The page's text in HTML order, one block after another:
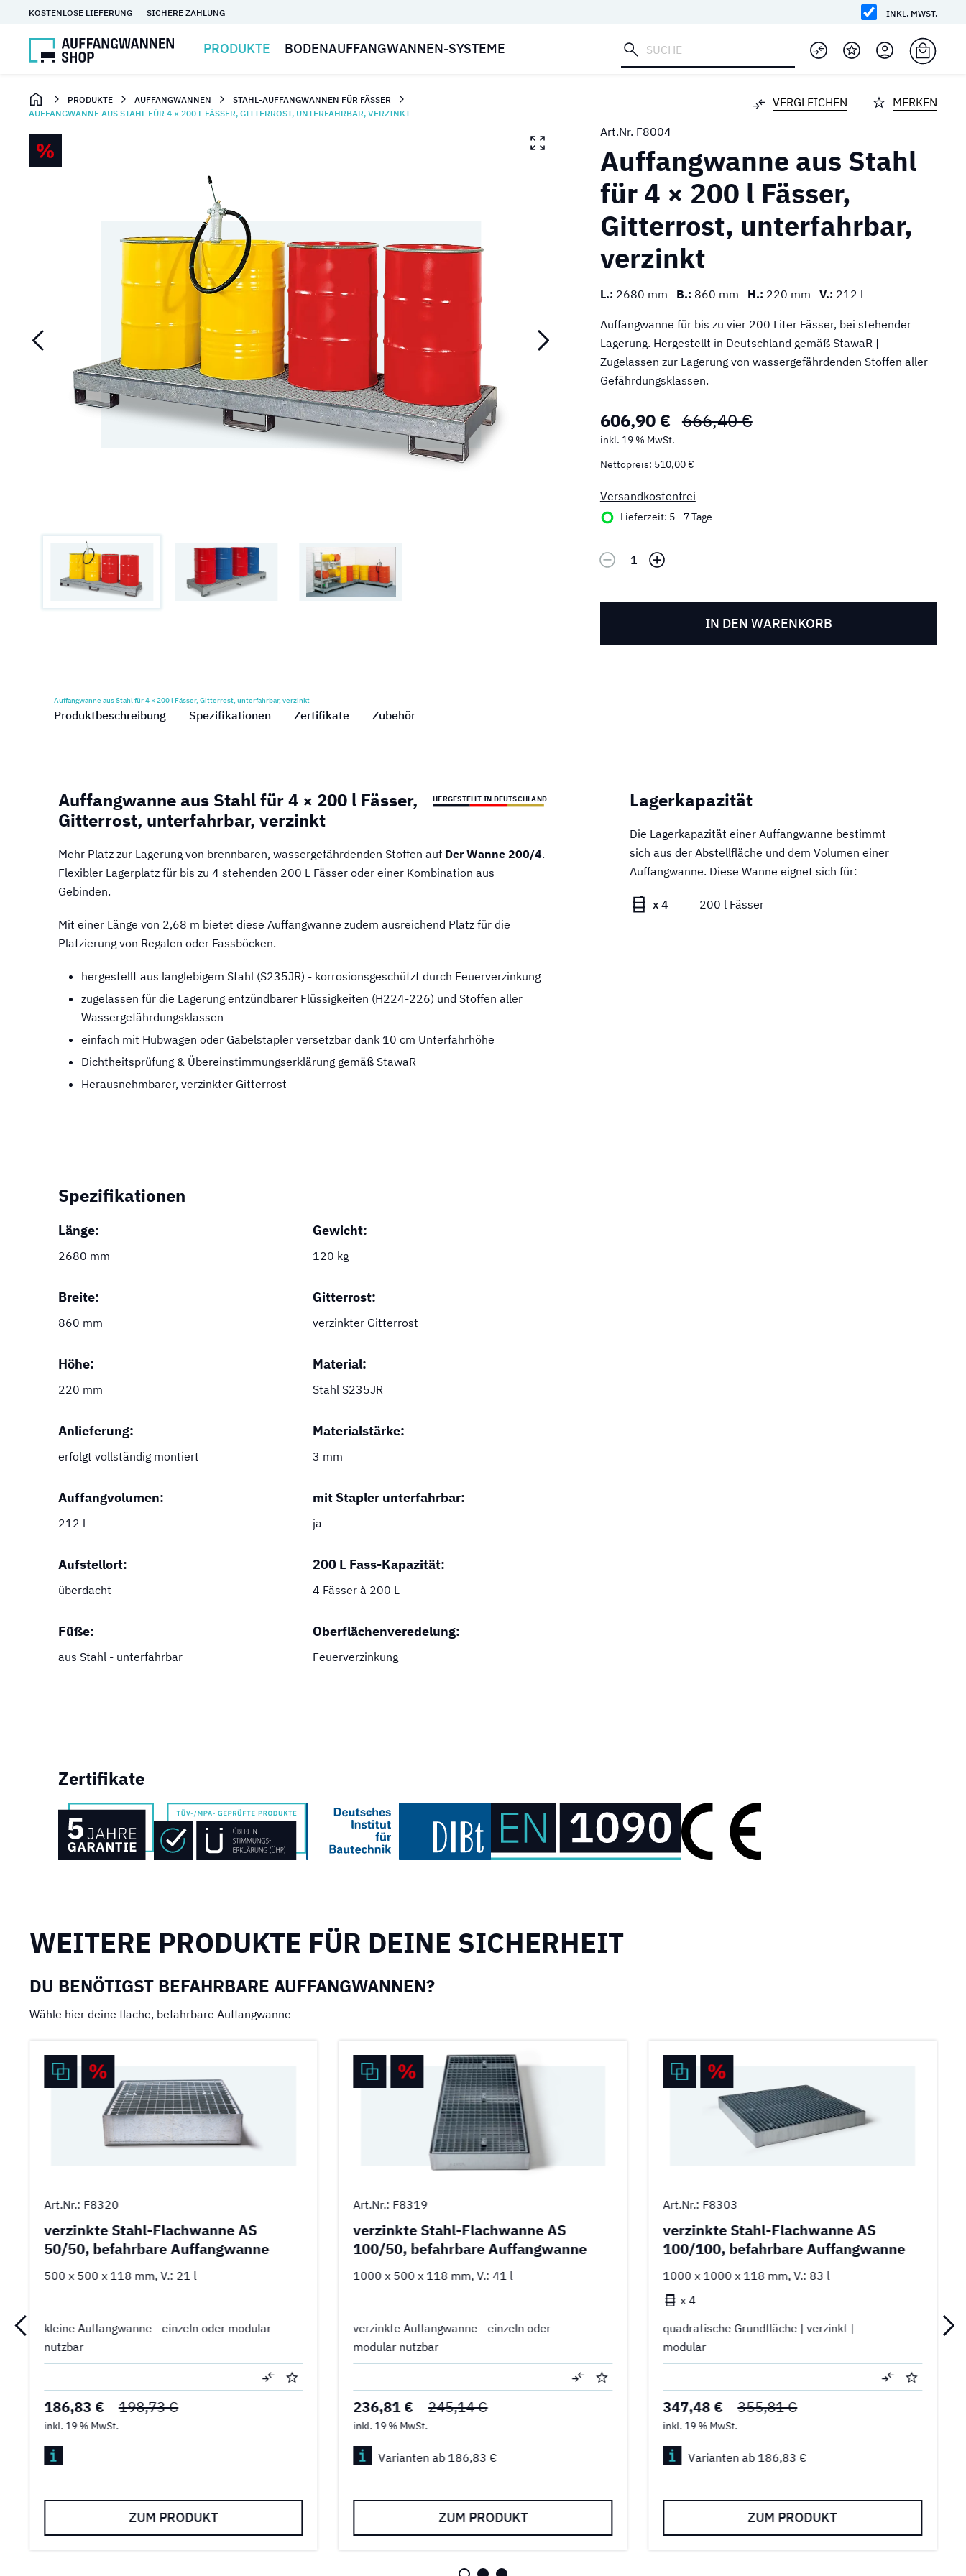
KOSTENLOSE LIEFERUNG SICHERE ZAHLUNG INKL. MWST.
PRODUKTE BODENAUFFANGWANNEN-SYSTEME
PRODUKTE AUFFANGWANNEN
STAHL-AUFFANGWANNEN FÜR FÄSSER
AUFFANGWANNE AUS STAHL FÜR 4 × 200 L FÄSSER, GITTERROST, UNTERFAHRBAR, VERZINKT
VERGLEICHEN MERKEN
Art.Nr. F8004
Auffangwanne aus Stahl
für 4 × 200 l Fässer,
Gitterrost, unterfahrbar,
verzinkt
L.: 2680 mm B.: 860 mm H.: 220 mm V.: 212 l
Auffangwanne für bis zu vier 200 Liter Fässer, bei stehender
Lagerung. Hergestellt in Deutschland gemäß StawaR |
Zugelassen zur Lagerung von wassergefährdenden Stoffen aller
Gefährdungsklassen.
606,90 € 666,40 €
inkl. 19 % MwSt.
Nettopreis: 510,00 €
Versandkostenfrei
Lieferzeit: 5 - 7 Tage
IN DEN WARENKORB
Auffangwanne aus Stahl für 4 × 200 l Fässer, Gitterrost, unterfahrbar, verzinkt
Produktbeschreibung Spezifikationen Zertifikate Zubehör
HERGESTELLT IN DEUTSCHLAND
Auffangwanne aus Stahl für 4 × 200 l Fässer,
Gitterrost, unterfahrbar, verzinkt
Mehr Platz zur Lagerung von brennbaren, wassergefährdenden Stoffen auf Der Wanne 200/4.
Flexibler Lagerplatz für bis zu 4 stehenden 200 L Fässer oder einer Kombination aus
Gebinden.
Mit einer Länge von 2,68 m bietet diese Auffangwanne zudem ausreichend Platz für die
Platzierung von Regalen oder Fassböcken.
hergestellt aus langlebigem Stahl (S235JR) - korrosionsgeschützt durch Feuerverzinkung
zugelassen für die Lagerung entzündbarer Flüssigkeiten (H224-226) und Stoffen aller
Wassergefährdungsklassen
einfach mit Hubwagen oder Gabelstapler versetzbar dank 10 cm Unterfahrhöhe
Dichtheitsprüfung & Übereinstimmungserklärung gemäß StawaR
Herausnehmbarer, verzinkter Gitterrost
Lagerkapazität
Die Lagerkapazität einer Auffangwanne bestimmt
sich aus der Abstellfläche und dem Volumen einer
Auffangwanne. Diese Wanne eignet sich für:
x 4 200 l Fässer
Spezifikationen
Länge:
2680 mm
Breite:
860 mm
Höhe:
220 mm
Anlieferung:
erfolgt vollständig montiert
Auffangvolumen:
212 l
Aufstellort:
überdacht
Füße:
aus Stahl - unterfahrbar
Gewicht:
120 kg
Gitterrost:
verzinkter Gitterrost
Material:
Stahl S235JR
Materialstärke:
3 mm
mit Stapler unterfahrbar:
ja
200 L Fass-Kapazität:
4 Fässer à 200 L
Oberflächenveredelung:
Feuerverzinkung
Zertifikate
WEITERE PRODUKTE FÜR DEINE SICHERHEIT
DU BENÖTIGST BEFAHRBARE AUFFANGWANNEN?
Wähle hier deine flache, befahrbare Auffangwanne
Art.Nr.: F8320
verzinkte Stahl-Flachwanne AS
50/50, befahrbare Auffangwanne
500 x 500 x 118 mm, V.: 21 l
kleine Auffangwanne - einzeln oder modular
nutzbar
186,83 € 198,73 €
inkl. 19 % MwSt.
ZUM PRODUKT
Art.Nr.: F8319
verzinkte Stahl-Flachwanne AS
100/50, befahrbare Auffangwanne
1000 x 500 x 118 mm, V.: 41 l
verzinkte Auffangwanne - einzeln oder
modular nutzbar
236,81 € 245,14 €
inkl. 19 % MwSt.
Varianten ab 186,83 €
ZUM PRODUKT
Art.Nr.: F8303
verzinkte Stahl-Flachwanne AS
100/100, befahrbare Auffangwanne
1000 x 1000 x 118 mm, V.: 83 l
x 4
quadratische Grundfläche | verzinkt |
modular
347,48 € 355,81 €
inkl. 19 % MwSt.
Varianten ab 186,83 €
ZUM PRODUKT